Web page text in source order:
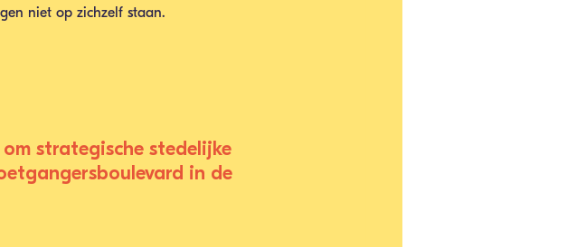
niet op zichzelf staan.
strategische stedelijke
in de